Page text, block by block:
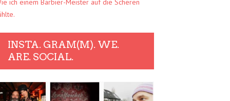
ich einem Barbier-Meister auf die Scheren
INSTA. GRAM(M). WE.
ARE. SOCIAL.